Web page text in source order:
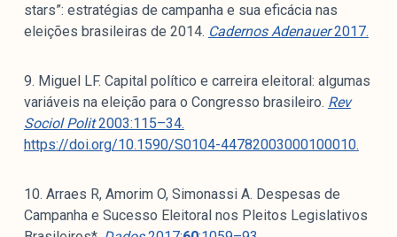
stars”: estratégias de campanha e sua eficácia nas
eleições brasileiras de 2014. Cadernos Adenauer2017.
9. Miguel LF. Capital político e carreira eleitoral: algumas
variáveis na eleição para o Congresso brasileiro. Rev
Sociol Polit2003:115–34.
https://doi.org/10.1590/S0104-44782003000100010.
10. Arraes R, Amorim O, Simonassi A. Despesas de
Campanha e Sucesso Eleitoral nos Pleitos Legislativos